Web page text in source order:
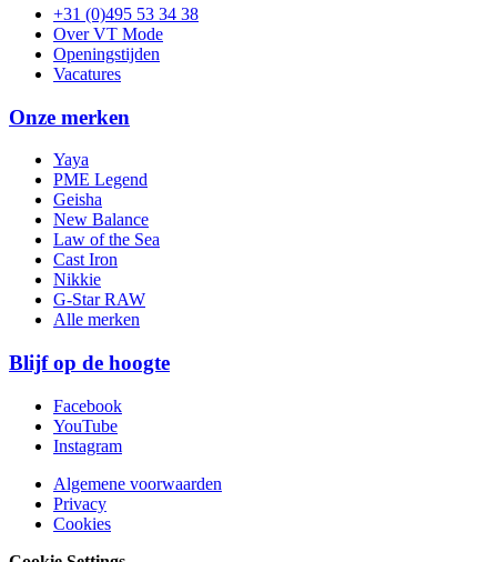
+31 (0)495 53 34 38
Over VT Mode
Openingstijden
Vacatures
Onze merken
Yaya
PME Legend
Geisha
New Balance
Law of the Sea
Cast Iron
Nikkie
G-Star RAW
Alle merken
Blijf op de hoogte
Facebook
YouTube
Instagram
Algemene voorwaarden
Privacy
Cookies